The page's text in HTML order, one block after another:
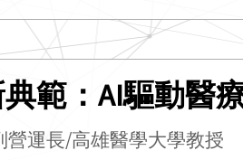
範：AI驅動醫
營運長/高雄醫學大學教授